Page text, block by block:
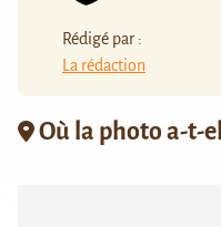
Rédigé par :
La rédaction
Où la photo a-t-